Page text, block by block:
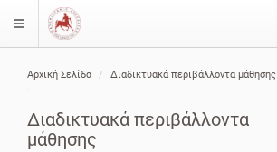
$langMenu
Αρχική Σελίδα Διαδικτυακά περιβάλλοντα μάθησης
Διαδικτυακά περιβάλλοντα
μάθησης